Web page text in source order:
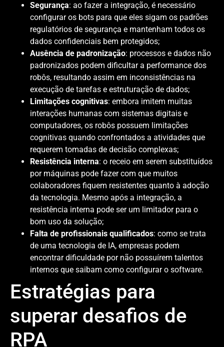
Segurança: ao fazer a integração, é necessário
configurar os bots para que eles sigam os padrões
regulatórios de segurança e mantenham todos os
dados confidenciais bem protegidos;
Ausência de padronização: processos e dados não
padronizados podem dificultar a performance dos
robôs, resultando assim em inconsistências na
execução de tarefas e estruturação de dados;
Limitações cognitivas: embora imitem muitas
interações humanas com sistemas digitais e
computadores, os robôs possuem limitações
cognitivas quando confrontados a atividades que
requerem tomadas de decisão complexas;
Resistência interna: o receio em serem substituídos
por máquinas pode fazer com que muitos
colaboradores fiquem resistentes quanto à adoção
da tecnologia. Mesmo após a integração, a
resistência interna pode ser um limitador para o
bom uso da solução;
Falta de profissionais qualificados: como se trata
de uma tecnologia de IA, empresas podem
encontrar dificuldade por não possuírem talentos
internos que saibam como configurar o software.
Estratégias para
superar desafios de
RPA